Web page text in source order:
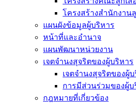
โครงสร้างสำนักงาน
แผนผังข้อมูลผู้บริหาร
หน้าที่และอำนาจ
แผนพัฒนาหน่วยงาน
เจตจำนงสุจริตของผู้บริหาร
เจตจำนงสุจริตของผู้
การมีส่วนร่วมของผู้บ
กฎหมายที่เกี่ยวข้อง